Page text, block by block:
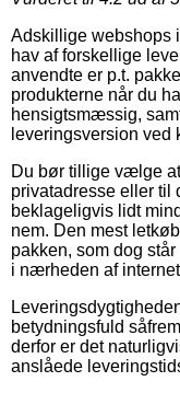
Adskillige webshops
hav af forskellige
anvendte er p.t.
produkterne når du
hensigtsmæssig,
leveringsversion ved
Du bør tillige vælge
privatadresse eller til
beklageligvis lidt
nem. Den mest
pakken, som dog
i nærheden af
betydningsfuld
derfor er det
anslåede